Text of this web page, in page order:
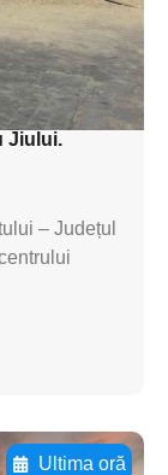
Jiului.
– Județul
Ultima oră